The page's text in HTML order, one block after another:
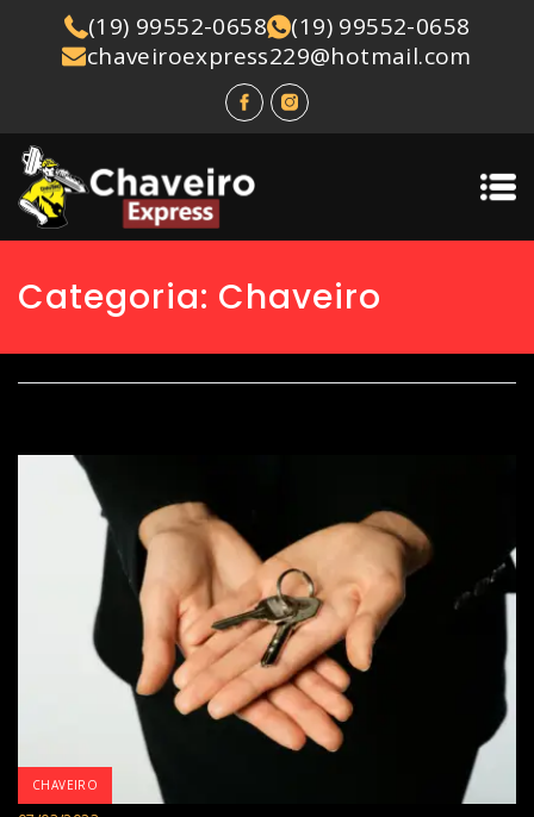
(19) 99552-0658
(19) 99552-0658
chaveiroexpress229@hotmail.com
Categoria: Chaveiro
CHAVEIRO